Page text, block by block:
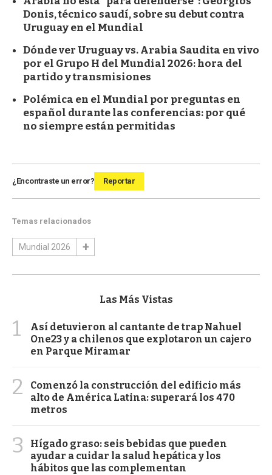
Donis, técnico saudí, sobre su debut contra
Uruguay en el Mundial
Dónde ver Uruguay vs. Arabia Saudita en vivo
por el Grupo H del Mundial 2026: hora del
partido y transmisiones
Polémica en el Mundial por preguntas en
español durante las conferencias: por qué
no siempre están permitidas
¿Encontraste un error? Reportar
Temas relacionados
Mundial 2026
Las Más Vistas
1
Así detuvieron al cantante de trap Nahuel
One23 y a chilenos que explotaron un cajero
en Parque Miramar
2
Comenzó la construcción del edificio más
alto de América Latina: superará los 470
metros
3
Hígado graso: seis bebidas que pueden
ayudar a cuidar la salud hepática y los
hábitos que las complementan